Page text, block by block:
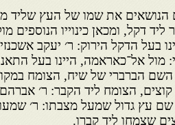
הנושאים את שמו של העץ שליד
ליד דקל, ומכאן כינוייו הנוספים
בעל הדקל הירוק: ר׳ יעקב
מול אל־כאראמה, היינו בעל
השם הברברי של שיח, הצומח
הצומח ליד הקבר: ר׳ אברהם
עץ גדול שמעל מצבתו: ר׳ שמעון
שצמחו ליד קברו.